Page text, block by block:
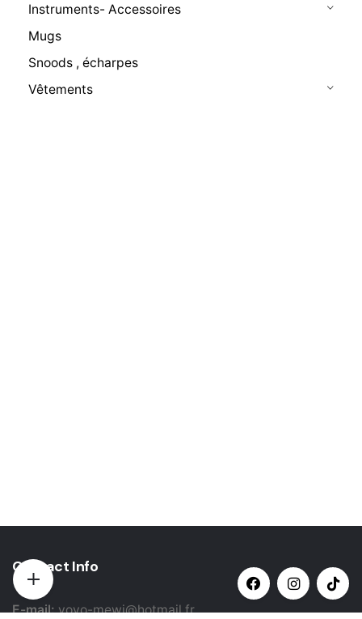
Instruments- Accessoires
Mugs
Snoods , écharpes
Vêtements
Contact Info
E-mail:yovo-mewi@hotmail.fr